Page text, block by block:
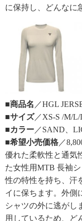
に保持し、どんなに
■商品名 ／HGL
■サイズ／XS-S /M/
■カラー ／SAND、
■希望小売価格 ／
優れた柔軟性と通気
た女性用MTB 長袖
性の特性を持ち、汗
イに保ちます。外側
シャツの外に逃がし
用しているため、ど